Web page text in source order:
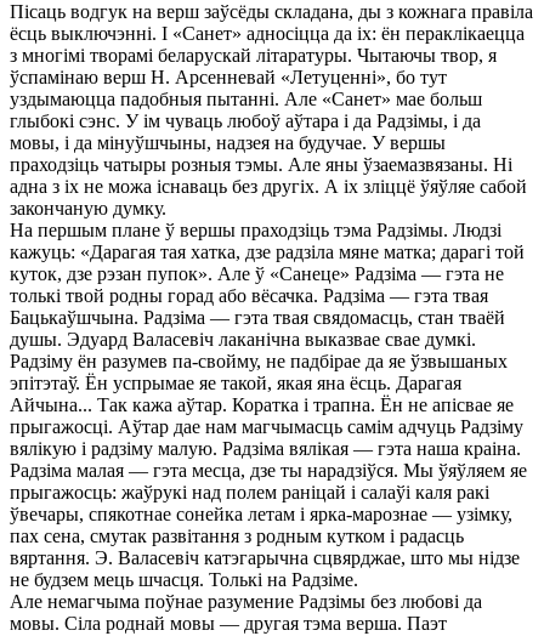
Пісаць водгук на верш заўсёды складана, ды з кожнага правіла
ёсць выключэнні. I «Санет» адносіцца да іх: ён пераклікаецца
з многімі творамі беларускай літаратуры. Чытаючы твор, я
ўспамінаю верш Н. Арсенневай «Летуценні», бо тут
уздымаюцца падобныя пытанні. Але «Санет» мае больш
глыбокі сэнс. У ім чуваць любоў аўтара і да Радзімы, і да
мовы, і да мінуўшчыны, надзея на будучае. У вершы
праходзіць чатыры розныя тэмы. Але яны ўзаемазвязаны. Ні
адна з іх не можа існаваць без другіх. А іх зліццё ўяўляе сабой
закончаную думку.
На першым плане ў вершы праходзіць тэма Радзімы. Людзі
кажуць: «Дарагая тая хатка, дзе радзіла мяне матка; дарагі той
куток, дзе рэзан пупок». Але ў «Санеце» Радзіма — гэта не
толькі твой родны горад або вёсачка. Радзіма — гэта твая
Бацькаўшчына. Радзіма — гэта твая свядомасць, стан тваёй
душы. Эдуард Валасевіч лаканічна выказвае свае думкі.
Радзіму ён разумев па-свойму, не падбірае да яе ўзвышаных
эпітэтаў. Ён успрымае яе такой, якая яна ёсць. Дарагая
Айчына... Так кажа аўтар. Коратка і трапна. Ён не апісвае яе
прыгажосці. Аўтар дае нам магчымасць самім адчуць Радзіму
вялікую і радзіму малую. Радзіма вялікая — гэта наша краіна.
Радзіма малая — гэта месца, дзе ты нарадзіўся. Мы ўяўляем яе
прыгажосць: жаўрукі над полем раніцай і салаўі каля ракі
ўвечары, спякотнае сонейка летам і ярка-марознае — узімку,
пах сена, смутак развітання з родным кутком і радасць
вяртання. Э. Валасевіч катэгарычна сцвярджае, што мы нідзе
не будзем мець шчасця. Толькі на Радзіме.
Але немагчыма поўнае разумение Радзімы без любові да
мовы. Сіла роднай мовы — другая тэма верша. Паэт